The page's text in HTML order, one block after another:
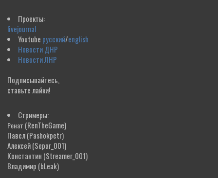
Проекты:
livejournal
Youtube русский/english
Новости ДНР
Новости ЛНР
Подписывайтесь,
ставьте лайки!
Стримеры:
Ренат (RenTheGame)
Павел(Pashokpetr)
Алексей(Separ_001)
Константин (Streamer_001)
Владимир (bLeak)